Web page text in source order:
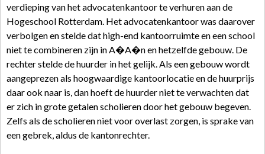
verdieping van het advocatenkantoor te verhuren aan de
Hogeschool Rotterdam. Het advocatenkantoor was daarover
verbolgen en stelde dat high-end kantoorruimte en een school
niet te combineren zijn in A�A�n en hetzelfde gebouw. De
rechter stelde de huurder in het gelijk. Als een gebouw wordt
aangeprezen als hoogwaardige kantoorlocatie en de huurprijs
daar ook naar is, dan hoeft de huurder niet te verwachten dat
er zich in grote getalen scholieren door het gebouw begeven.
Zelfs als de scholieren niet voor overlast zorgen, is sprake van
een gebrek, aldus de kantonrechter.